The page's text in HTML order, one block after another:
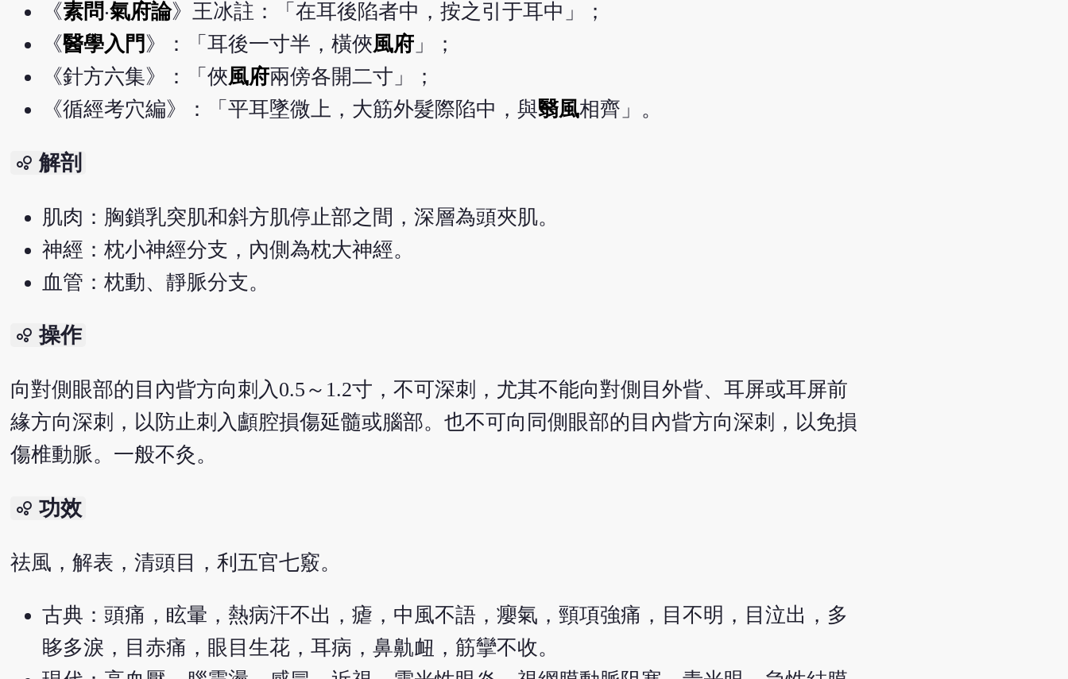
《素問‧氣府論》王冰註：「在耳後陷者中，按之引于耳中」；
《醫學入門 》：「耳後一寸半，橫俠風府」；
《針方六集》：「俠風府兩傍各開二寸」；
《循經考穴編》：「平耳墜微上，大筋外髮際陷中，與翳風相齊」。
bubble_chart 解剖
肌肉：胸鎖乳突肌和斜方肌停止部之間，深層為頭夾肌。
神經：枕小神經分支，內側為枕大神經。
血管：枕動、靜脈分支。
bubble_chart 操作
向對側眼部的目內眥方向刺入0.5～1.2寸，不可深刺，尤其不能向對側目外眥、耳屏或耳屏前
緣方向深刺，以防止刺入顱腔損傷延髓或腦部。也不可向同側眼部的目內眥方向深刺，以免損
傷椎動脈。一般不灸。
bubble_chart 功效
祛風，解表，清頭目，利五官七竅。
古典：頭痛，眩暈，熱病汗不出，瘧，中風不語，癭氣，頸項強痛，目不明，目泣出，多
眵多淚，目赤痛，眼目生花，耳病，鼻鼽衄，筋攣不收。